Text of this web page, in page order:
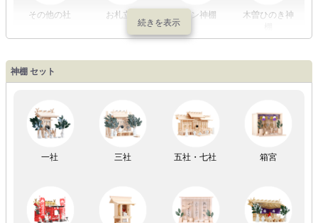
盆提灯一万円
以内
～2万円
～3万円
以上
その他の社 お札立て モダン神棚
木曽ひのき神
神棚 セット
一社 三社 五社・七社 箱宮